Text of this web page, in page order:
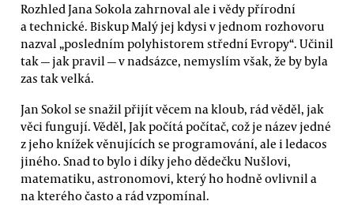
Rozhled Jana Sokola zahrnoval ale i vědy přírodní
a technické. Biskup Malý jej kdysi v jednom rozhovoru
nazval „posledním polyhistorem střední Evropy“. Učinil
tak — jak pravil — v nadsázce, nemyslím však, že by byla
zas tak velká.
Jan Sokol se snažil přijít věcem na kloub, rád věděl, jak
věci fungují. Věděl, Jak počítá počítač, což je název jedné
z jeho knížek věnujících se programování, ale i ledacos
jiného. Snad to bylo i díky jeho dědečku Nušlovi,
matematiku, astronomovi, který ho hodně ovlivnil a
na kterého často a rád vzpomínal.